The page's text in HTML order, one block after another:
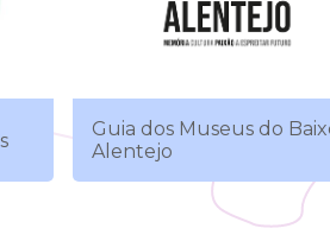
Guia dos Museus do
Alentejo